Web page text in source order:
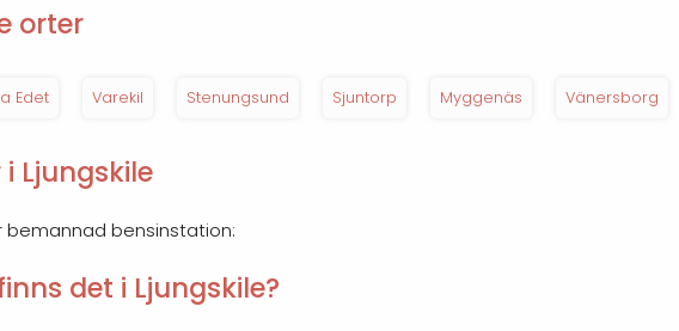
orter
Edet Varekil Stenungsund Sjuntorp Myggenäs Vänersborg
Ljungskile
bemannad bensinstation:
det i Ljungskile?